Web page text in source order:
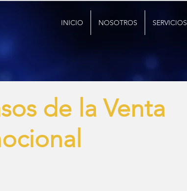
INICIO NOSOTROS SERVICIOS
de la Venta